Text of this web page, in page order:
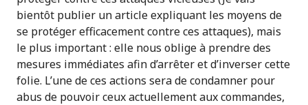
bientôt publier un article expliquant les moyens de
se protéger efficacement contre ces attaques), mais
le plus important : elle nous oblige à prendre des
mesures immédiates afin d’arrêter et d’inverser cette
folie. L’une de ces actions sera de condamner pour
abus de pouvoir ceux actuellement aux commandes,